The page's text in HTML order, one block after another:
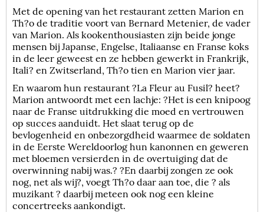
Met de opening van het restaurant zetten Marion en
Th?o de traditie voort van Bernard Metenier, de vader
van Marion. Als kookenthousiasten zijn beide jonge
mensen bij Japanse, Engelse, Italiaanse en Franse koks
in de leer geweest en ze hebben gewerkt in Frankrijk,
Itali? en Zwitserland, Th?o tien en Marion vier jaar.
En waarom hun restaurant ?La Fleur au Fusil? heet?
Marion antwoordt met een lachje: ?Het is een knipoog
naar de Franse uitdrukking die moed en vertrouwen
op succes aanduidt. Het slaat terug op de
bevlogenheid en onbezorgdheid waarmee de soldaten
in de Eerste Wereldoorlog hun kanonnen en geweren
met bloemen versierden in de overtuiging dat de
overwinning nabij was.? ?En daarbij zongen ze ook
nog, net als wij?, voegt Th?o daar aan toe, die ? als
muzikant ? daarbij meteen ook nog een kleine
concertreeks aankondigt.